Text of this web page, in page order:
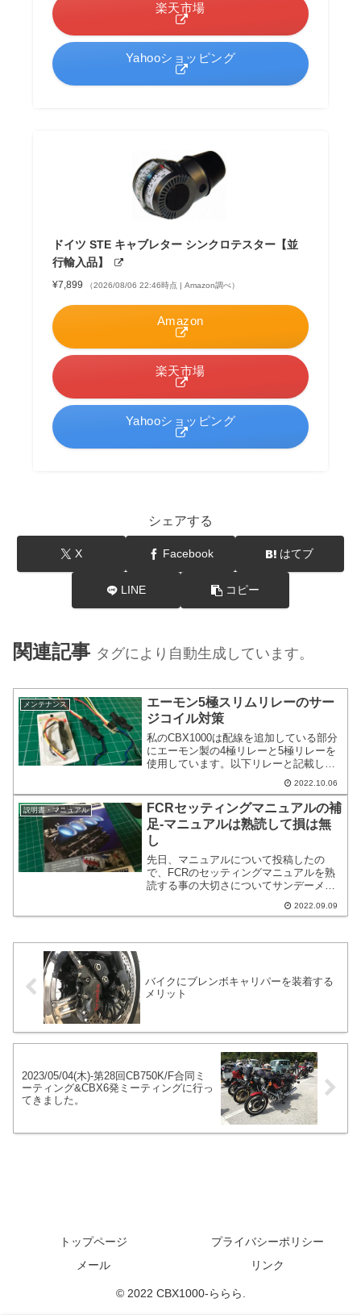
楽天市場
Yahooショッピング
ドイツ STE キャブレター シンクロテスター【並
行輸入品】
¥7,899 （2026/08/06 22:46時点 | Amazon調べ）
Amazon
楽天市場
Yahooショッピング
シェアする
X Facebook はてブ
LINE コピー
関連記事 タグにより自動生成しています。
メンテナンス
エーモン5極スリムリレーのサー
ジコイル対策
私のCBX1000は配線を追加している部分
にエーモン製の4極リレーと5極リレーを
使用しています。以下リレーと記載しま
イル絡みは切った後電流が逆流するとあ
りました。知りませんでした。リレーは
ポジションランプのオンオフに使ってい
ます。
2022.10.06
説明書・マニュアル
FCRセッティングマニュアルの補
足-マニュアルは熟読して損は無
し
先日、マニュアルについて投稿したの
で、FCRのセッティングマニュアルを熟
読する事の大切さについてサンデーメカ
セッティングに慣れている人からしたら
2022.09.09
バイクにブレンボキャリパーを装着する
メリット
2023/05/04(木)-第28回CB750K/F合同ミ
ーティング&CBX6発ミーティングに行っ
てきました。
トップページ
プライバシーポリシー
メール
リンク
© 2022 CBX1000-ららら.